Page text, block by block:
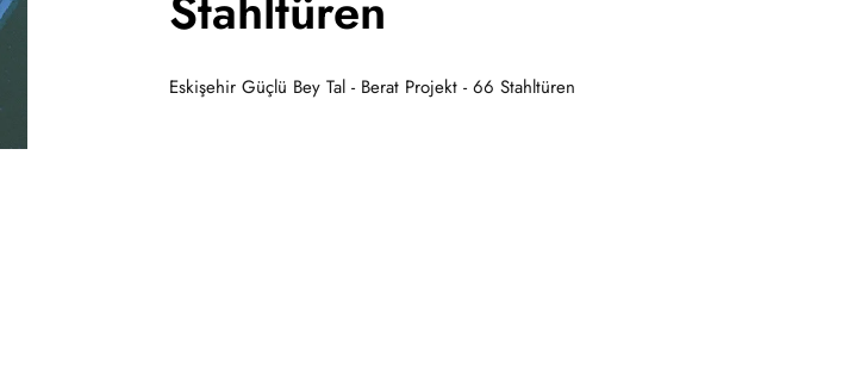
Eskişehir Güçlü Bey Tal - Berat Projekt - 66 Stahltüren